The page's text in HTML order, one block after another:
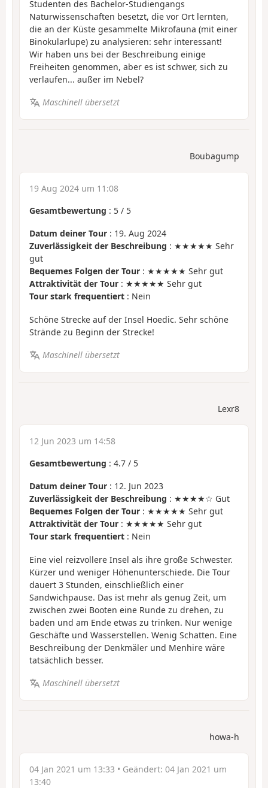
Studenten des Bachelor-Studiengangs
Naturwissenschaften besetzt, die vor Ort lernten,
die an der Küste gesammelte Mikrofauna (mit einer
Binokularlupe) zu analysieren: sehr interessant!
Wir haben uns bei der Beschreibung einige
Freiheiten genommen, aber es ist schwer, sich zu
verlaufen... außer im Nebel?
Maschinell übersetzt
Boubagump
19 Aug 2024 um 11:08
Gesamtbewertung : 5 / 5
Datum deiner Tour : 19. Aug 2024
Zuverlässigkeit der Beschreibung : ★★★★★ Sehr
gut
Bequemes Folgen der Tour : ★★★★★ Sehr gut
Attraktivität der Tour : ★★★★★ Sehr gut
Tour stark frequentiert : Nein
Schöne Strecke auf der Insel Hoedic. Sehr schöne
Strände zu Beginn der Strecke!
Maschinell übersetzt
Lexr8
12 Jun 2023 um 14:58
Gesamtbewertung : 4.7 / 5
Datum deiner Tour : 12. Jun 2023
Zuverlässigkeit der Beschreibung : ★★★★☆ Gut
Bequemes Folgen der Tour : ★★★★★ Sehr gut
Attraktivität der Tour : ★★★★★ Sehr gut
Tour stark frequentiert : Nein
Eine viel reizvollere Insel als ihre große Schwester.
Kürzer und weniger Höhenunterschiede. Die Tour
dauert 3 Stunden, einschließlich einer
Sandwichpause. Das ist mehr als genug Zeit, um
zwischen zwei Booten eine Runde zu drehen, zu
baden und am Ende etwas zu trinken. Nur wenige
Geschäfte und Wasserstellen. Wenig Schatten. Eine
Beschreibung der Denkmäler und Menhire wäre
tatsächlich besser.
Maschinell übersetzt
howa-h
04 Jan 2021 um 13:33 • Geändert: 04 Jan 2021 um
13:40